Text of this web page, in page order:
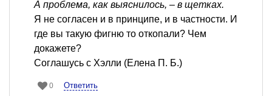
А проблема, как выяснилось, – в щетках.
Я не согласен и в принципе, и в частности. И
где вы такую фигню то откопали? Чем
докажете?
Соглашусь с Хэлли (Елена П. Б.)
0 Ответить